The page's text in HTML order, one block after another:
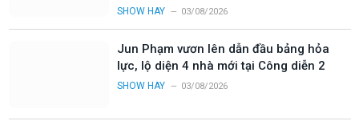
SHOW HAY 03/08/2026
Jun Phạm vươn lên dẫn đầu bảng hỏa
lực, lộ diện 4 nhà mới tại Công diễn 2
SHOW HAY 03/08/2026